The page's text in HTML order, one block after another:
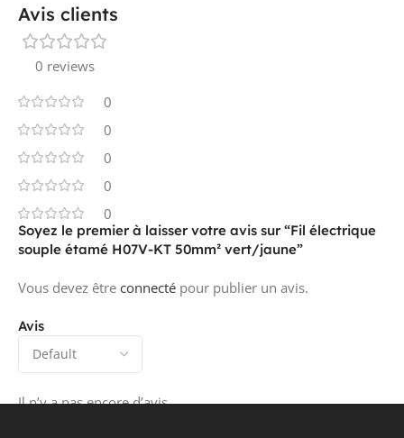
Avis clients
0 reviews
0
0
0
0
0
Avis
Il n’y a pas encore d’avis.
Soyez le premier à laisser votre avis sur “Fil électrique
souple étamé H07V-KT 50mm² vert/jaune”
Vous devez être connecté pour publier un avis.